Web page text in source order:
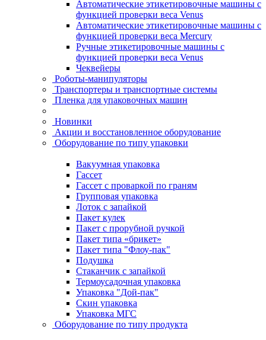
Автоматические этикетировочные машины с
функцией проверки веса Venus
Автоматические этикетировочные машины с
функцией проверки веса Mercury
Ручные этикетировочные машины с
функцией проверки веса Venus
Чеквейеры
Роботы-манипуляторы
Транспортеры и транспортные системы
Пленка для упаковочных машин
Новинки
Акции и восстановленное оборудование
Оборудование по типу упаковки
Вакуумная упаковка
Гассет
Гассет с проваркой по граням
Групповая упаковка
Лоток с запайкой
Пакет кулек
Пакет с прорубной ручкой
Пакет типа «брикет»
Пакет типа "Флоу-пак"
Подушка
Стаканчик с запайкой
Термоусадочная упаковка
Упаковка "Дой-пак"
Скин упаковка
Упаковка МГС
Оборудование по типу продукта